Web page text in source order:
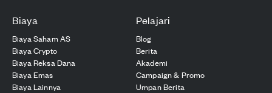
Biaya
Biaya Saham AS
Biaya Crypto
Biaya Reksa Dana
Biaya Emas
Biaya Lainnya
Pelajari
Blog
Berita
Akademi
Campaign & Promo
Umpan Berita